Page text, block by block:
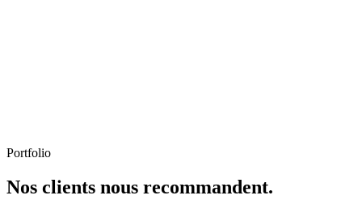
Portfolio
Nos clients nous recommandent.